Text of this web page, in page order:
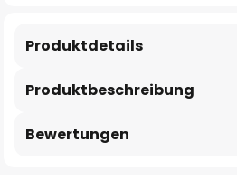
Produktbeschreibung
Produktdetails
Bewertungen